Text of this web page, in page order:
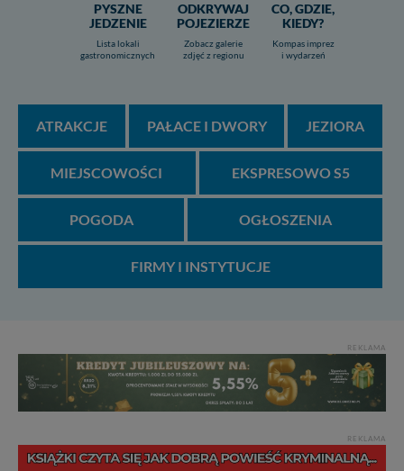
PYSZNE
JEDZENIE
Lista lokali
gastronomicznych
ODKRYWAJ
POJEZIERZE
Zobacz galerie
zdjęć z regionu
CO, GDZIE,
KIEDY?
Kompas imprez
i wydarzeń
ATRAKCJE PAŁACE I DWORY JEZIORA
MIEJSCOWOŚCI EKSPRESOWO S5
POGODA OGŁOSZENIA
FIRMY I INSTYTUCJE
REKLAMA
REKLAMA